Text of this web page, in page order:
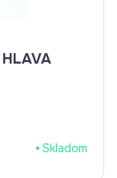
Skladom